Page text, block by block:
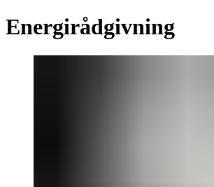
Energirådgivning